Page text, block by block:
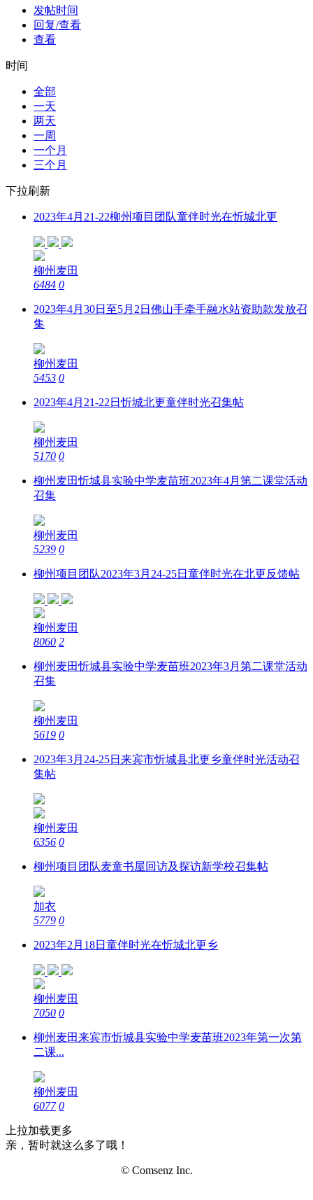
发帖时间
回复/查看
查看
时间
全部
一天
两天
一周
一个月
三个月
下拉刷新
2023年4月21-22柳州项目团队童伴时光在忻城北更
柳州麦田
6484 0
2023年4月30日至5月2日佛山手牵手融水站资助款发放召
集
柳州麦田
5453 0
2023年4月21-22日忻城北更童伴时光召集帖
柳州麦田
5170 0
柳州麦田忻城县实验中学麦苗班2023年4月第二课堂活动
召集
柳州麦田
5239 0
柳州项目团队2023年3月24-25日童伴时光在北更反馈帖
柳州麦田
8060 2
柳州麦田忻城县实验中学麦苗班2023年3月第二课堂活动
召集
柳州麦田
5619 0
2023年3月24-25日来宾市忻城县北更乡童伴时光活动召
集帖
柳州麦田
6356 0
柳州项目团队麦童书屋回访及探访新学校召集帖
加衣
5779 0
2023年2月18日童伴时光在忻城北更乡
柳州麦田
7050 0
柳州麦田来宾市忻城县实验中学麦苗班2023年第一次第
二课...
柳州麦田
6077 0
上拉加载更多
亲，暂时就这么多了哦！
© Comsenz Inc.